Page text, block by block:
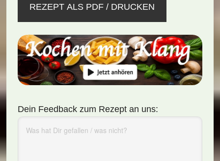
REZEPT ALS PDF / DRUCKEN
Dein Feedback zum Rezept an uns: